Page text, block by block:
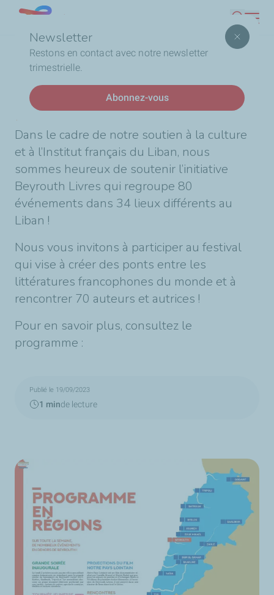
contenu
Newsletter
Restons en contact avec notre newsletter
trimestrielle.
Abonnez-vous
Lebanon
d'Ariane
Accueil Beyrouth Livres
DERNIÈRES ACTUALITÉS
Beyrouth Livres
Dans le cadre de notre soutien à la culture
et à l’Institut français du Liban, nous
sommes heureux de soutenir l’initiative
Beyrouth Livres qui regroupe 80
événements dans 34 lieux différents au
Liban !
Nous vous invitons à participer au festival
qui vise à créer des ponts entre les
littératures francophones du monde et à
rencontrer 70 auteurs et autrices !
Pour en savoir plus, consultez le
programme :
Publié le 19/09/2023
1 minde lecture